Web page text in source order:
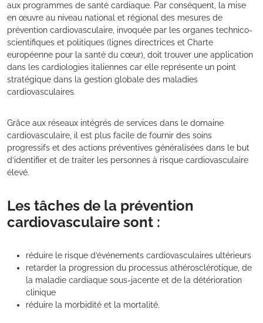
aux programmes de santé cardiaque. Par conséquent, la mise
en œuvre au niveau national et régional des mesures de
prévention cardiovasculaire, invoquée par les organes technico-
scientifiques et politiques (lignes directrices et Charte
européenne pour la santé du cœur), doit trouver une application
dans les cardiologies italiennes car elle représente un point
stratégique dans la gestion globale des maladies
cardiovasculaires.
Grâce aux réseaux intégrés de services dans le domaine
cardiovasculaire, il est plus facile de fournir des soins
progressifs et des actions préventives généralisées dans le but
d’identifier et de traiter les personnes à risque cardiovasculaire
élevé.
Les tâches de la prévention
cardiovasculaire sont :
réduire le risque d’événements cardiovasculaires ultérieurs
retarder la progression du processus athérosclérotique, de
la maladie cardiaque sous-jacente et de la détérioration
clinique
réduire la morbidité et la mortalité.